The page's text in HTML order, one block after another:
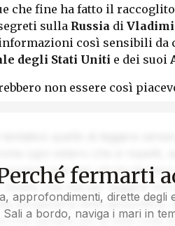
che fine ha fatto il
sulla Russia di
così sensibili
degli Stati Uniti e dei suoi
non essere così
preziosi solo per chi ha
Quello che stai per leggere
pergamena della geopolitica,
che parlano più di mille colpi
fermarti
approfondimenti, dirette degli
Sali a bordo, naviga i mari in